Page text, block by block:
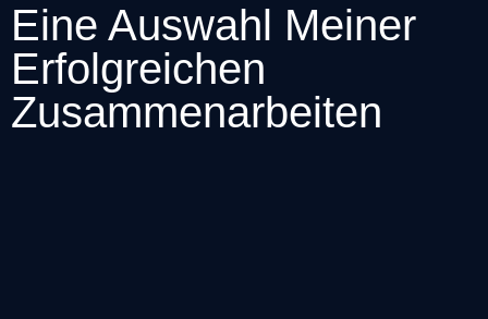
Eine Auswahl Meiner
Erfolgreichen
Zusammenarbeiten